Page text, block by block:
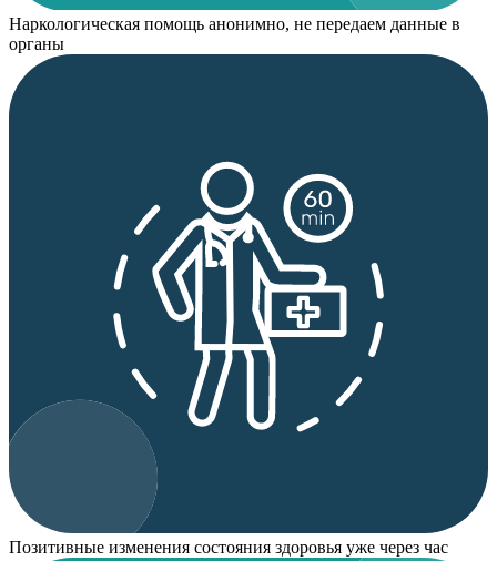
Наркологическая помощь анонимно, не передаем данные в
органы
Позитивные изменения состояния здоровья уже через час